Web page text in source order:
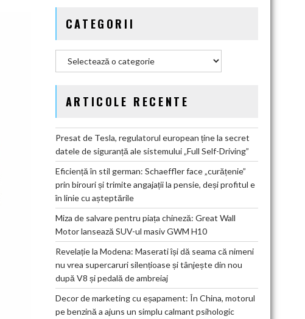
CATEGORII
ARTICOLE RECENTE
Presat de Tesla, regulatorul european ține la secret
datele de siguranță ale sistemului „Full Self-Driving”
Eficiență în stil german: Schaeffler face „curățenie”
prin birouri și trimite angajații la pensie, deși profitul e
în linie cu așteptările
Miza de salvare pentru piața chineză: Great Wall
Motor lansează SUV-ul masiv GWM H10
Revelație la Modena: Maserati își dă seama că nimeni
nu vrea supercaruri silențioase și tânjește din nou
după V8 și pedală de ambreiaj
Decor de marketing cu eșapament: În China, motorul
pe benzină a ajuns un simplu calmant psihologic